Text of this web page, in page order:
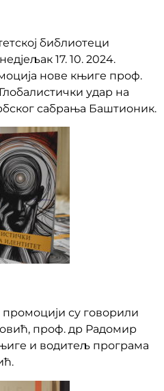
библиотеци
17. 10. 2024.
нове књиге проф.
удар на
сабрања Баштионик.
су говорили
проф. др Радомир
и водитељ програма